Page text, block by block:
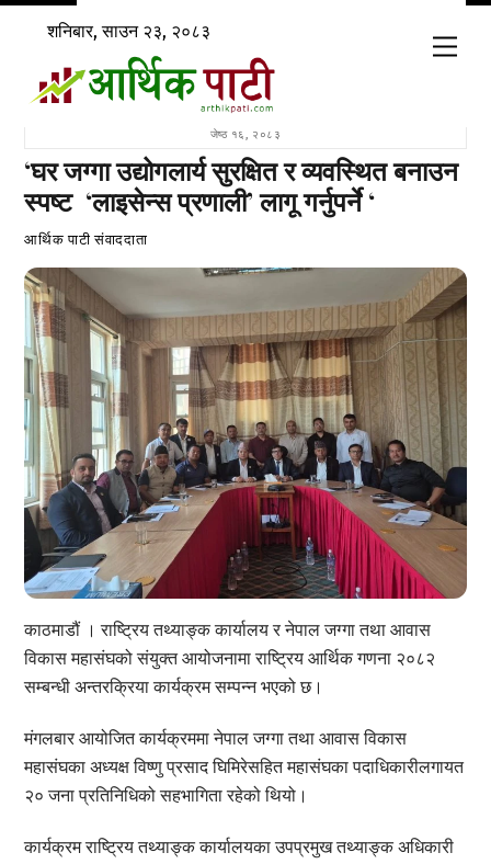
Skip
content
शनिबार, साउन २३, २०८३
जेष्ठ १६, २०८३
‘घर जग्गा उद्योगलार्य सुरक्षित र व्यवस्थित बनाउन
स्पष्ट ‘लाइसेन्स प्रणाली’ लागू गर्नुपर्ने ‘
आर्थिक पाटी संवाददाता
काठमाडौं । राष्ट्रिय तथ्याङ्क कार्यालय र नेपाल जग्गा तथा आवास
विकास महासंघको संयुक्त आयोजनामा राष्ट्रिय आर्थिक गणना २०८२
सम्बन्धी अन्तरक्रिया कार्यक्रम सम्पन्न भएको छ।
मंगलबार आयोजित कार्यक्रममा नेपाल जग्गा तथा आवास विकास
महासंघका अध्यक्ष विष्णु प्रसाद घिमिरेसहित महासंघका पदाधिकारीलगायत
२० जना प्रतिनिधिको सहभागिता रहेको थियो।
कार्यक्रम राष्ट्रिय तथ्याङ्क कार्यालयका उपप्रमुख तथ्याङ्क अधिकारी